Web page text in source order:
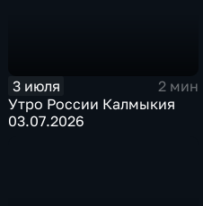
3 июля
2 мин
Утро России Калмыкия
03.07.2026